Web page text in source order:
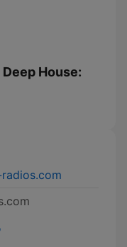
House: